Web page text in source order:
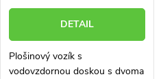
DETAIL
Plošinový vozík s
vodovzdornou doskou s dvoma